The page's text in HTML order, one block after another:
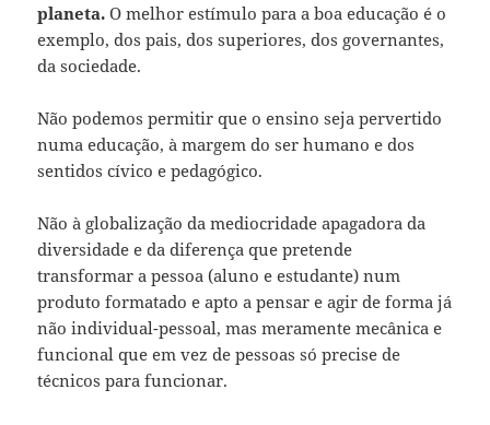
planeta. O melhor estímulo para a boa educação é o
exemplo, dos pais, dos superiores, dos governantes,
da sociedade.
Não podemos permitir que o ensino seja pervertido
numa educação, à margem do ser humano e dos
sentidos cívico e pedagógico.
Não à globalização da mediocridade apagadora da
diversidade e da diferença que pretende
transformar a pessoa (aluno e estudante) num
produto formatado e apto a pensar e agir de forma já
não individual-pessoal, mas meramente mecânica e
funcional que em vez de pessoas só precise de
técnicos para funcionar.